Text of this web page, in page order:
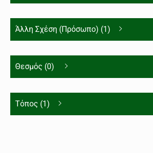
Άλλη Σχέση (Πρόσωπο) (1)
Θεσμός (0)
Τόπος (1)